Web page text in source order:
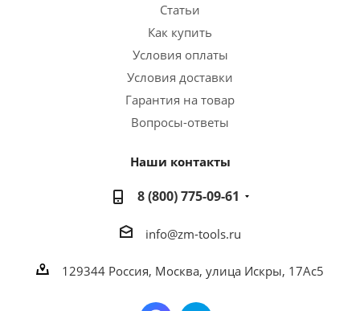
Статьи
Как купить
Условия оплаты
Условия доставки
Гарантия на товар
Вопросы-ответы
Наши контакты
8 (800) 775-09-61
info@zm-tools.ru
129344 Россия, Москва, улица Искры, 17Ас5